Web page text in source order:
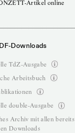
Artikel online
Downloads
TdZ-Ausgabe
Arbeitsbuch
double-Ausgabe
Archiv mit allen bereits
Downloads